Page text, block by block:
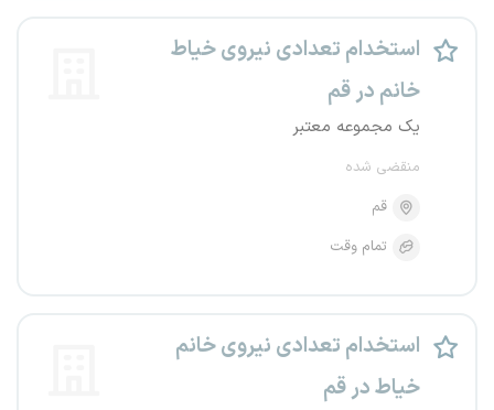
استخدام تعدادی نیروی خیاط
خانم در قم
یک مجموعه معتبر
منقضی شده
قم
تمام وقت
استخدام تعدادی نیروی خانم
خیاط در قم